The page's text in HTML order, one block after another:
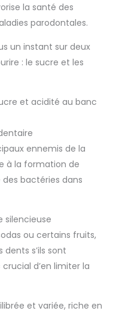
la santé des
parodontales.
un instant sur deux
: le sucre et les
et acidité au banc
ennemis de la
à la formation de
bactéries dans
silencieuse
ou certains fruits,
s’ils sont
d’en limiter la
et variée, riche en